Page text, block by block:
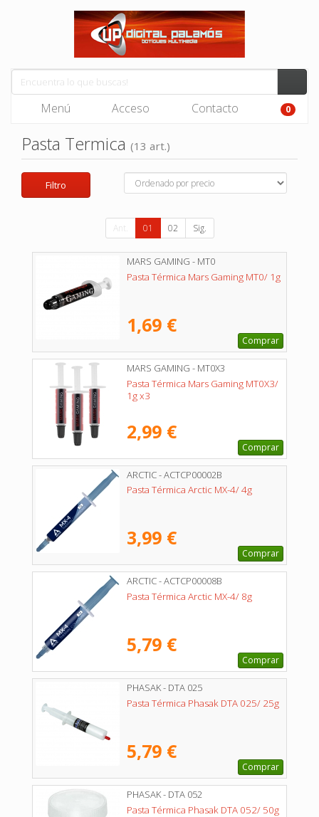
Menú Acceso Contacto 0
Pasta Termica (13 art.)
Filtro
Ant. 01 02 Sig.
MARS GAMING - MT0
Pasta Térmica Mars Gaming MT0/ 1g
1,69 €
Comprar
MARS GAMING - MT0X3
Pasta Térmica Mars Gaming MT0X3/
1g x3
2,99 €
Comprar
ARCTIC - ACTCP00002B
Pasta Térmica Arctic MX-4/ 4g
3,99 €
Comprar
ARCTIC - ACTCP00008B
Pasta Térmica Arctic MX-4/ 8g
5,79 €
Comprar
PHASAK - DTA 025
Pasta Térmica Phasak DTA 025/ 25g
5,79 €
Comprar
PHASAK - DTA 052
Pasta Térmica Phasak DTA 052/ 50g